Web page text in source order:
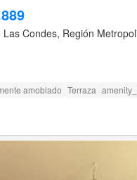
Las Condes, Región
amoblado Terraza